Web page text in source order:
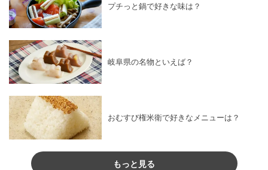
プチっと鍋で好きな味は？
岐阜県の名物といえば？
おむすび権米衛で好きなメニューは？
もっと見る